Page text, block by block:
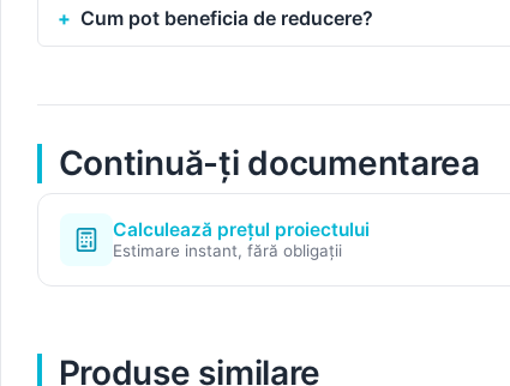
Cum pot beneficia de reducere?
Continuă-ți documentarea
Calculează prețul proiectului
Estimare instant, fără obligații
Produse similare